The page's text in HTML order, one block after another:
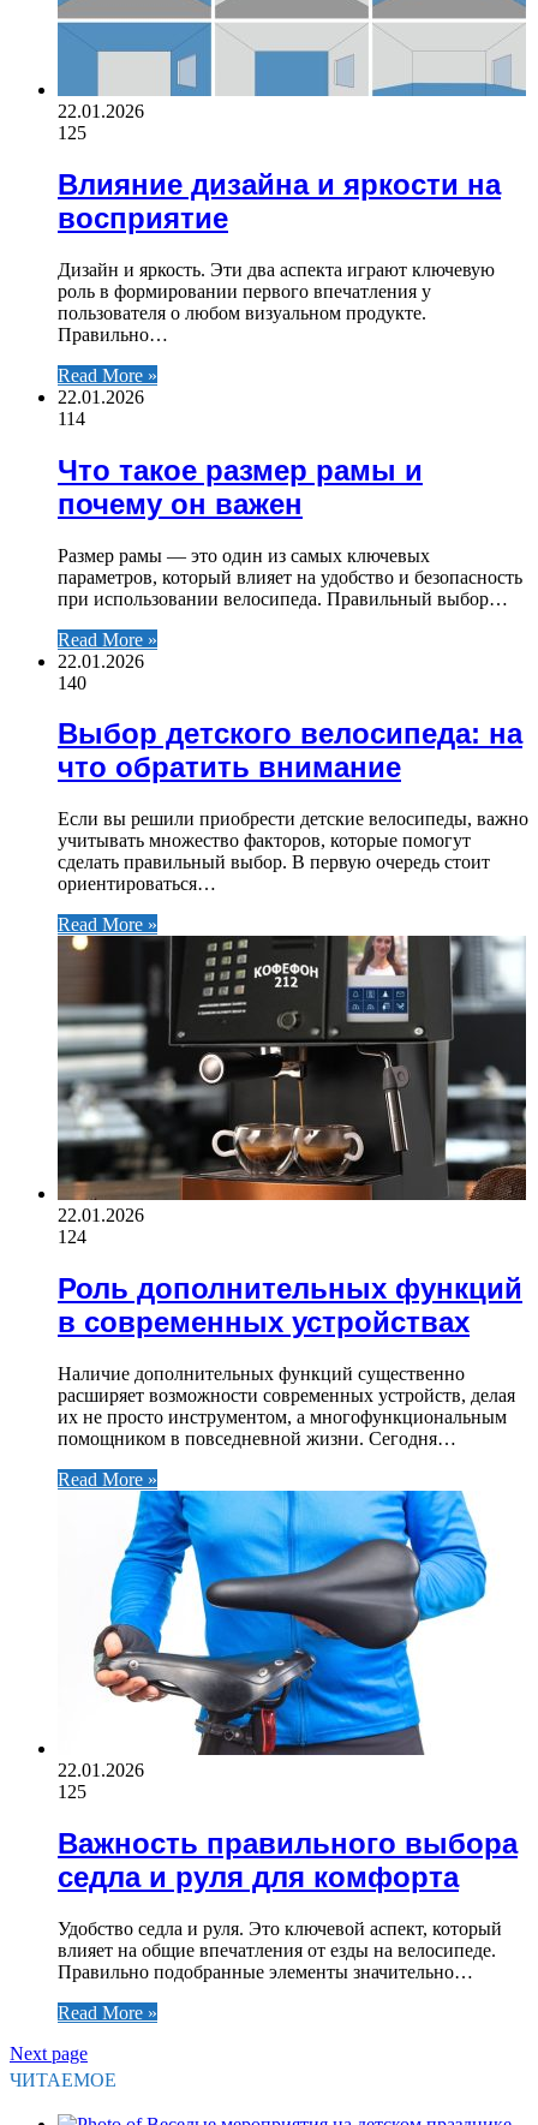
22.01.2026
125
Влияние дизайна и яркости на
восприятие
Дизайн и яркость. Эти два аспекта играют ключевую
роль в формировании первого впечатления у
пользователя о любом визуальном продукте.
Правильно…
Read More »
22.01.2026
114
Что такое размер рамы и
почему он важен
Размер рамы — это один из самых ключевых
параметров, который влияет на удобство и безопасность
при использовании велосипеда. Правильный выбор…
Read More »
22.01.2026
140
Выбор детского велосипеда: на
что обратить внимание
Если вы решили приобрести детские велосипеды, важно
учитывать множество факторов, которые помогут
сделать правильный выбор. В первую очередь стоит
ориентироваться…
Read More »
22.01.2026
124
Роль дополнительных функций
в современных устройствах
Наличие дополнительных функций существенно
расширяет возможности современных устройств, делая
их не просто инструментом, а многофункциональным
помощником в повседневной жизни. Сегодня…
Read More »
22.01.2026
125
Важность правильного выбора
седла и руля для комфорта
Удобство седла и руля. Это ключевой аспект, который
влияет на общие впечатления от езды на велосипеде.
Правильно подобранные элементы значительно…
Read More »
Next page
ЧИТАЕМОЕ